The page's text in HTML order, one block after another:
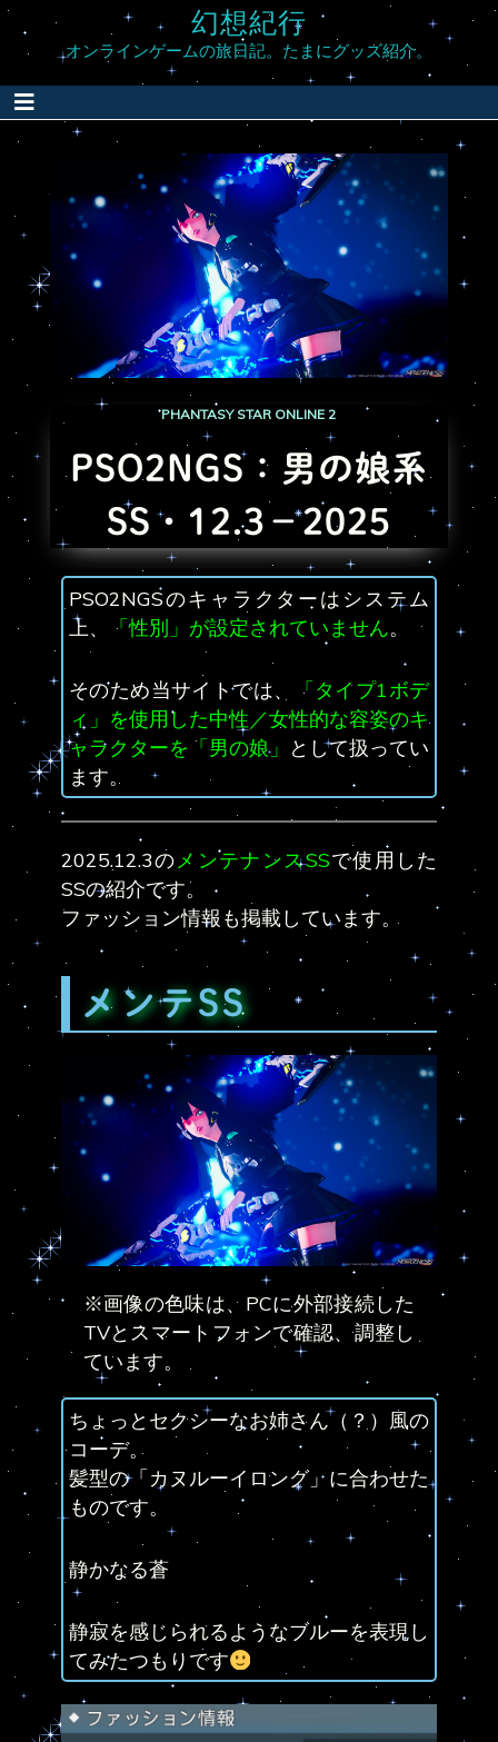
幻想紀行
オンラインゲームの旅日記。たまにグッズ紹介。
PHANTASY STAR ONLINE 2
PSO2NGS：男の娘系
SS・12.3－2025
PSO2NGSのキャラクターはシステム
上、
「性別」が設定されていません。
そのため当サイトでは、
「タイプ1ボデ
ィ」を使用した中性／女性的な容姿のキ
ャラクターを「男の娘」 として扱ってい
ます。
2025.12.3の メンテナンスSSで使用した
SSの紹介です。
ファッション情報も掲載しています。
メンテSS
※画像の色味は、PCに外部接続した
TVとスマートフォンで確認、調整し
ています。
ちょっとセクシーなお姉さん（？）風の
コーデ。
髪型の「カヌルーイロング」に合わせた
ものです。
静かなる蒼
静寂を感じられるようなブルーを表現し
てみたつもりです